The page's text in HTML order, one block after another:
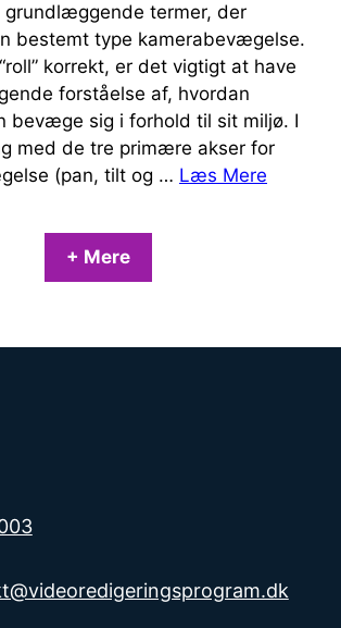
grundlæggende termer, der
bestemt type kamerabevægelse.
korrekt, er det vigtigt at have
forståelse af, hvordan
bevæge sig i forhold til sit miljø. I
med de tre primære akser for
(pan, tilt og … Læs Mere
+ Mere